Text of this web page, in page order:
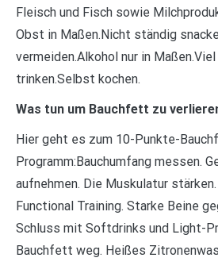
Fleisch und Fisch sowie
Obst in Maßen.Nicht ständig
vermeiden.Alkohol nur in
trinken.Selbst kochen.
Was tun um Bauchfett zu
Hier geht es zum 10-Punkte-
Programm:Bauchumfang messen.
aufnehmen. Die Muskulatur
Functional Training. Starke Beine
Schluss mit Softdrinks und Light-
Bauchfett weg. Heißes